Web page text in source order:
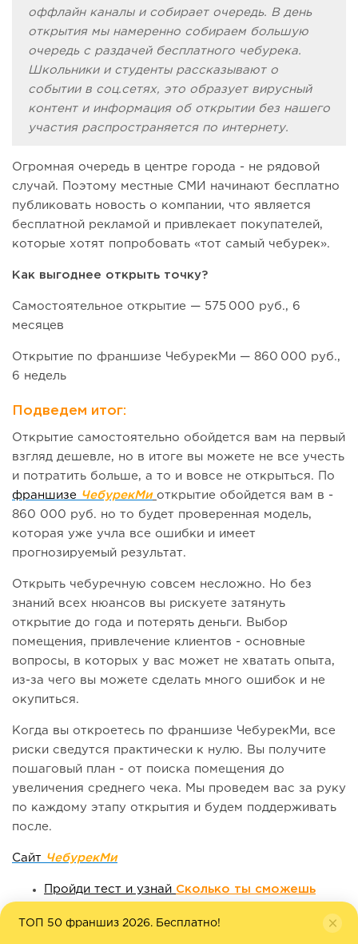
оффлайн каналы и собирает очередь. В день
открытия мы намеренно собираем большую
очередь с раздачей бесплатного чебурека.
Школьники и студенты рассказывают о
событии в соц.сетях, это образует вирусный
контент и информация об открытии без нашего
участия распространяется по интернету.
Огромная очередь в центре города - не рядовой
случай. Поэтому местные СМИ начинают бесплатно
публиковать новость о компании, что является
бесплатной рекламой и привлекает покупателей,
которые хотят попробовать «тот самый чебурек».
Как выгоднее открыть точку?
Самостоятельное открытие — 575 000 руб., 6
месяцев
Открытие по франшизе ЧебурекМи — 860 000 руб.,
6 недель
Подведем итог:
Открытие самостоятельно обойдется вам на первый
взгляд дешевле, но в итоге вы можете не все учесть
и потратить больше, а то и вовсе не открыться. По
франшизе ЧебурекМи открытие обойдется вам в -
860 000 руб. но то будет проверенная модель,
которая уже учла все ошибки и имеет
прогнозируемый результат.
Открыть чебуречную совсем несложно. Но без
знаний всех нюансов вы рискуете затянуть
открытие до года и потерять деньги. Выбор
помещения, привлечение клиентов - основные
вопросы, в которых у вас может не хватать опыта,
из-за чего вы можете сделать много ошибок и не
окупиться.
Когда вы откроетесь по франшизе ЧебурекМи, все
риски сведутся практически к нулю. Вы получите
пошаговый план - от поиска помещения до
увеличения среднего чека. Мы проведем вас за руку
по каждому этапу открытия и будем поддерживать
после.
Сайт ЧебурекМи
Пройди тест и узнай Сколько ты сможешь
Как открыть бизнес с наименьшими затратами?
ТОП 50 франшиз 2026. Бесплатно!